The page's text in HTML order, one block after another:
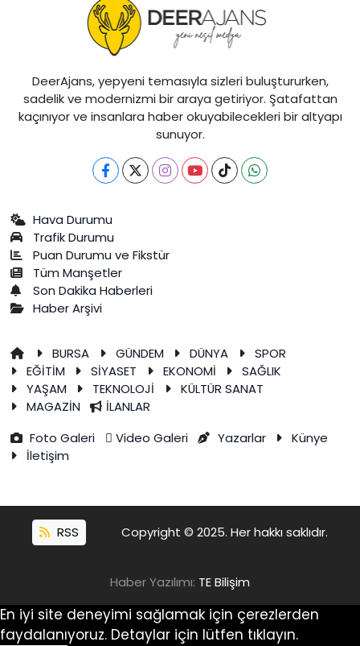
DeerAjans, yepyeni temasıyla sizleri buluştururken,
sadelik ve modernizmi bir araya getiriyor. Şatafattan
kaçınıyor ve insanlara haber okuyabilecekleri bir altyapı
sunuyor.
Hava Durumu
Trafik Durumu
Puan Durumu ve Fikstür
Tüm Manşetler
Son Dakika Haberleri
Haber Arşivi
BURSA GÜNDEM DÜNYA
SPOR
EĞİTİM
SİYASET EKONOMİ
SAĞLIK
YAŞAM
TEKNOLOJİ
KÜLTÜR SANAT
MAGAZİN
İLANLAR
Foto Galeri
Video Galeri Yazarlar
Künye
İletişim
RSS Copyright © 2025. Her hakkı saklıdır.
Haber Yazılımı: TE Bilişim
En iyi site deneyimi sağlamak için çerezlerden
faydalanıyoruz. Detaylar için lütfen tıklayın.